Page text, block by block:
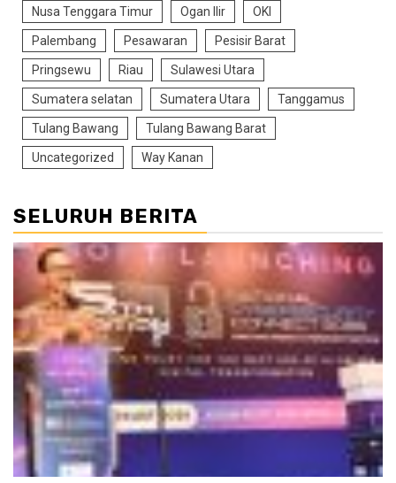
Nusa Tenggara Timur Ogan Ilir OKI
Palembang Pesawaran Pesisir Barat
Pringsewu Riau Sulawesi Utara
Sumatera selatan Sumatera Utara Tanggamus
Tulang Bawang Tulang Bawang Barat
Uncategorized Way Kanan
SELURUH BERITA